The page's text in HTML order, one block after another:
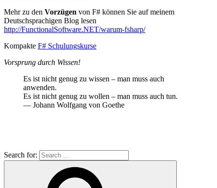
Mehr zu den Vorzügen von F# können Sie auf meinem
Deutschsprachigen Blog lesen
http://FunctionalSoftware.NET/warum-fsharp/
Kompakte F# Schulungskurse
Vorsprung durch Wissen!
Es ist nicht genug zu wissen – man muss auch
anwenden.
Es ist nicht genug zu wollen – man muss auch tun.
— Johann Wolfgang von Goethe
Search for: